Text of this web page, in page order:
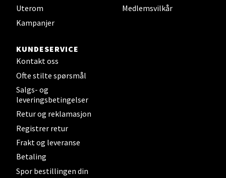
Uterom
Kampanjer
Medlemsvilkår
KUNDESERVICE
Kontakt oss
Ofte stilte spørsmål
Salgs- og
leveringsbetingelser
Retur og reklamasjon
Registrer retur
Frakt og leveranse
Betaling
Spor bestillingen din
Gamle Stokkavei 1, 4313 Sandnes
Åpent i dag 10-21
Bergen - Thon Senter Lagunen